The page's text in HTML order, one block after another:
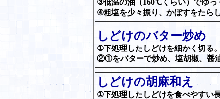
③低温の油（160℃くらい）でゆっ
④粗塩を少々振り、かぼすをたら
しどけのバター炒め
①下処理したしどけを細かく切る
②①をバターで炒め、塩胡椒、醤
しどけの胡麻和え
①下処理したしどけを食べやすい